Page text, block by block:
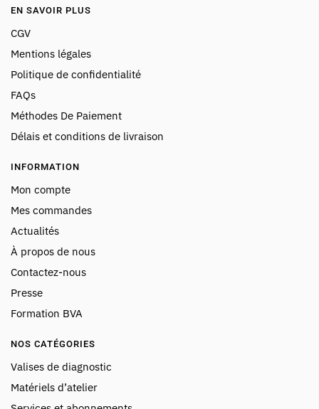
EN SAVOIR PLUS
CGV
Mentions légales
Politique de confidentialité
FAQs
Méthodes De Paiement
Délais et conditions de livraison
INFORMATION
Mon compte
Mes commandes
Actualités
À propos de nous
Contactez-nous
Presse
Formation BVA
NOS CATÉGORIES
Valises de diagnostic
Matériels d’atelier